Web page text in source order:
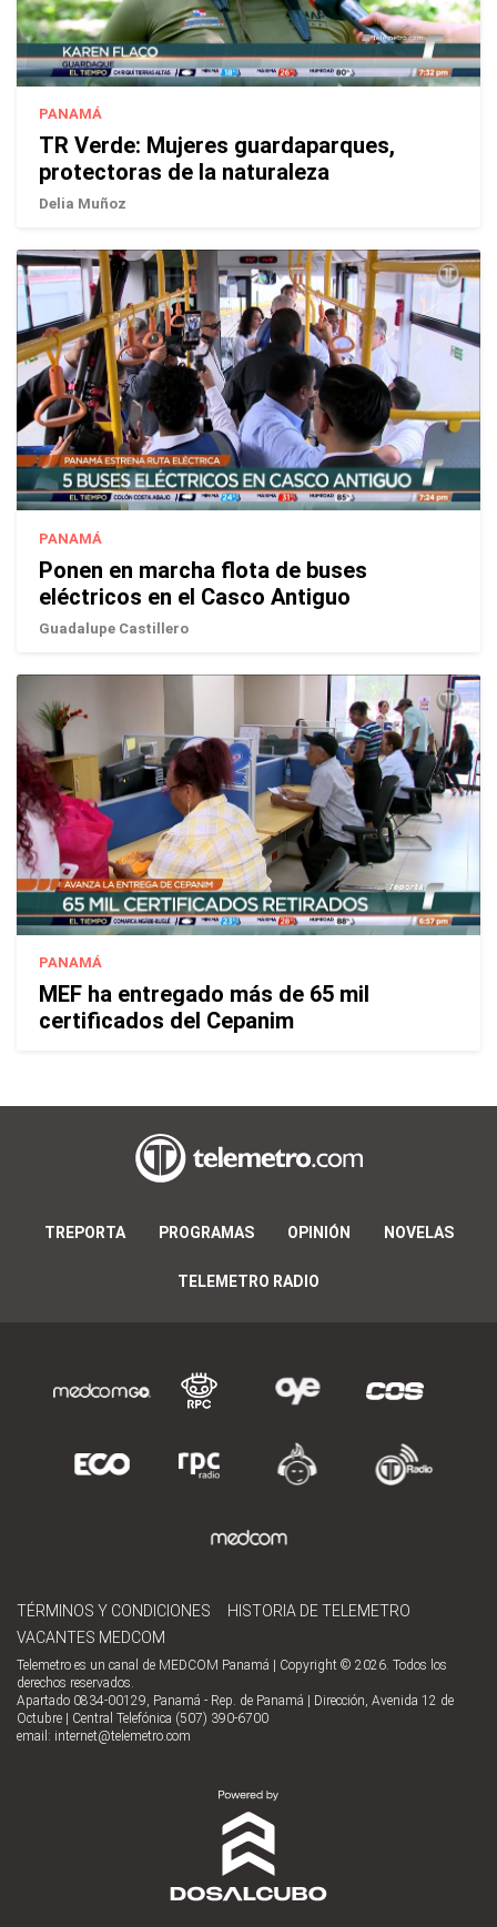
PANAMÁ
TR Verde: Mujeres guardaparques,
protectoras de la naturaleza
Delia Muñoz
PANAMÁ
Ponen en marcha flota de buses
eléctricos en el Casco Antiguo
Guadalupe Castillero
PANAMÁ
MEF ha entregado más de 65 mil
certificados del Cepanim
TREPORTA PROGRAMAS OPINIÓN NOVELAS
TELEMETRO RADIO
TÉRMINOS Y CONDICIONES
HISTORIA DE TELEMETRO
VACANTES MEDCOM
Telemetro es un canal de MEDCOM Panamá | Copyright © 2026. Todos los
derechos reservados.
Apartado 0834-00129, Panamá - Rep. de Panamá | Dirección, Avenida 12 de
Octubre | Central Telefónica (507) 390-6700
email: internet@telemetro.com